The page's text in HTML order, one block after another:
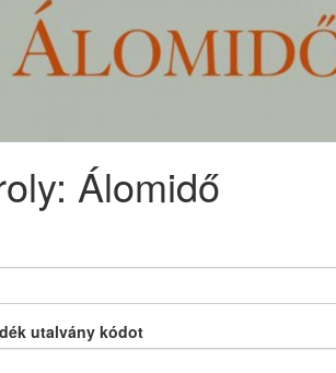
Álomidő
utalvány kódot